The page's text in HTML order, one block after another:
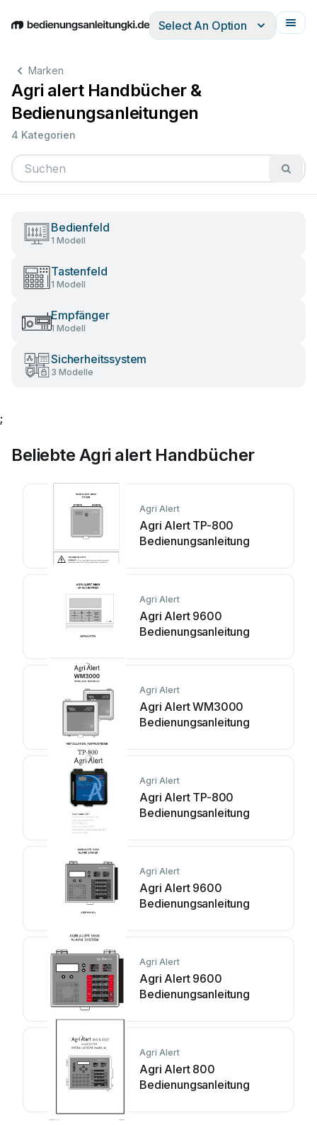
EnglishDeutschEspañolItalianoFrançais
Select An Option
Marken
Agri alert Handbücher &
Bedienungsanleitungen
4 Kategorien
Bedienfeld
1 Modell
Tastenfeld
1 Modell
Empfänger
1 Modell
Sicherheitssystem
3 Modelle
;
Beliebte Agri alert Handbücher
Agri Alert
Agri Alert TP-800
Bedienungsanleitung
Agri Alert
Agri Alert 9600
Bedienungsanleitung
Agri Alert
Agri Alert WM3000
Bedienungsanleitung
Agri Alert
Agri Alert TP-800
Bedienungsanleitung
Agri Alert
Agri Alert 9600
Bedienungsanleitung
Agri Alert
Agri Alert 9600
Bedienungsanleitung
Agri Alert
Agri Alert 800
Bedienungsanleitung